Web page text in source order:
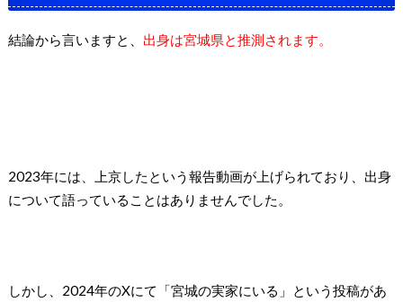
結論から言いますと、 出身は宮城県と推測されます。
2023年には、上京したという報告動画が上げられており、出身
について語っていることはありませんでした。
しかし、2024年のXにて「宮城の実家にいる」という投稿があ